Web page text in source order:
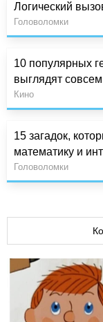
Логический
Головоломки
10 популярных
выглядят
Кино
15 загадок,
математику и
Головоломки